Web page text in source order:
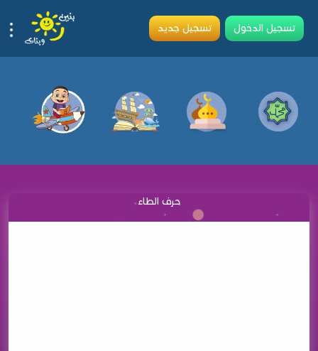
تسجيل الدخول تسجيل جديد
حرف الطاء